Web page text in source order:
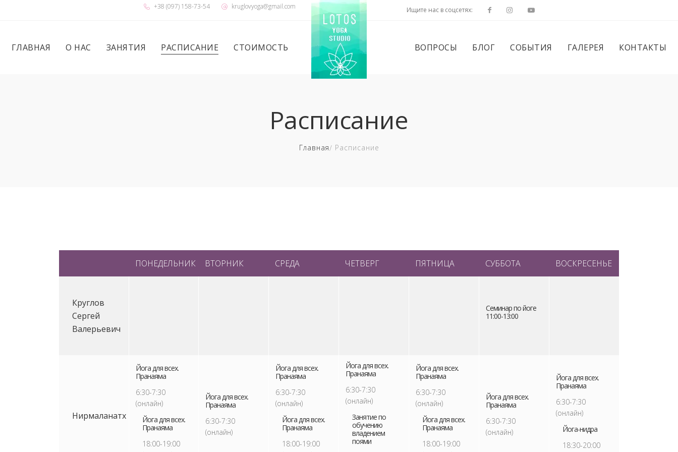
+38 (097) 158-73-54 kruglovyoga@gmail.com Ищите нас в соцсетях:
ГЛАВНАЯ О НАС ЗАНЯТИЯ РАСПИСАНИЕ СТОИМОСТЬ ВОПРОСЫ БЛОГ СОБЫТИЯ ГАЛЕРЕЯ КОНТАКТЫ
Расписание
Главная Расписание
ПОНЕДЕЛЬНИК ВТОРНИК СРЕДА ЧЕТВЕРГ ПЯТНИЦА СУББОТА ВОСКРЕСЕНЬЕ
Круглов
Сергей
Валерьевич
Семинар по йоге
11:00-13:00
Нирмаланатх
Йога для всех.
Пранаяма
6:30-7:30
(онлайн)
Йога для всех.
Пранаяма
18:00-19:00
Йога для всех.
Пранаяма
6:30-7:30
(онлайн)
Йога для всех.
Пранаяма
6:30-7:30
(онлайн)
Йога для всех.
Пранаяма
18:00-19:00
Йога для всех.
Пранаяма
6:30-7:30
(онлайн)
Занятие по
обучению
владением
поями
Йога для всех.
Пранаяма
6:30-7:30
(онлайн)
Йога для всех.
Пранаяма
18:00-19:00
Йога для всех.
Пранаяма
6:30-7:30
(онлайн)
Йога для всех.
Пранаяма
6:30-7:30
(онлайн)
Йога-нидра
18:30-20:00